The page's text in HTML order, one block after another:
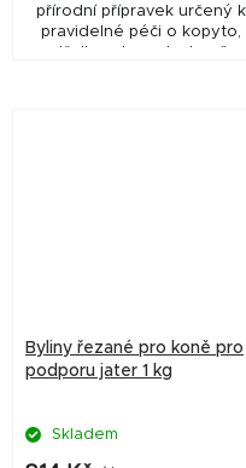
přírodní přípravek určený k
pravidelné péči o kopyto,
střelku a korunku koně.
Byliny řezané pro koně pro
podporu jater 1 kg
Skladem